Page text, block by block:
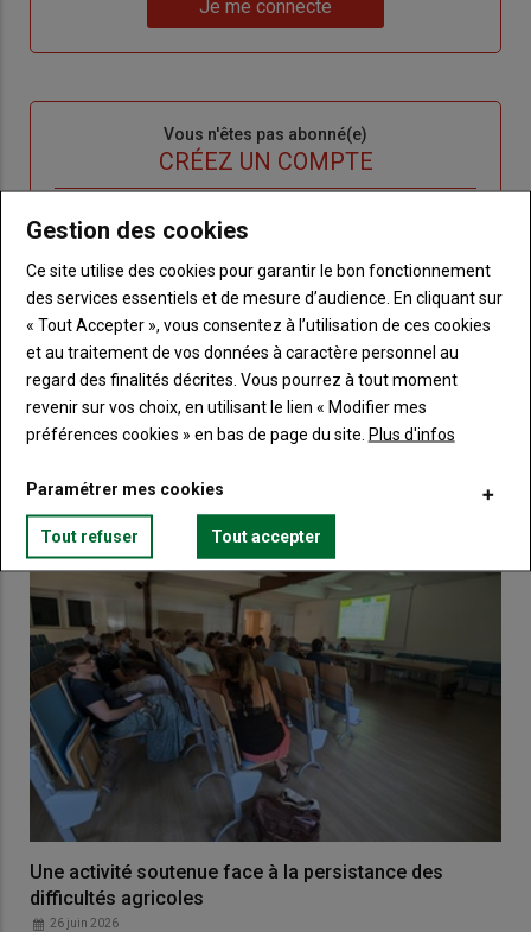
de
me
Je me connecte
Vous n'êtes pas abonné(e)
CRÉEZ UN COMPTE
BodyChoisissez votre formule et créez votre
Touraine.
Lien Créez un compte
VOUS AIMEREZ AUSSI
Une activité soutenue face à la persistance des
difficultés agricoles
26 juin 2026
Gestion des cookies
Ce site utilise des cookies pour garantir le bon fonctionnement
des services essentiels et de mesure d’audience. En cliquant sur
« Tout Accepter », vous consentez à l’utilisation de ces cookies
et au traitement de vos données à caractère personnel au
regard des finalités décrites. Vous pourrez à tout moment
revenir sur vos choix, en utilisant le lien « Modifier mes
préférences cookies » en bas de page du site. Plus d'infos
Paramétrer mes cookies
Tout refuser Tout accepter